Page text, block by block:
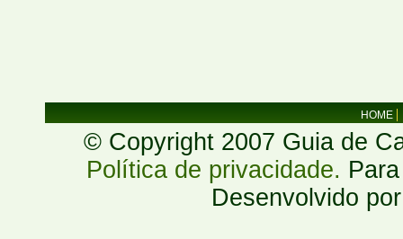
HOME
© Copyright 2007 Guia de
Política de privacidade.
Desenvolvido